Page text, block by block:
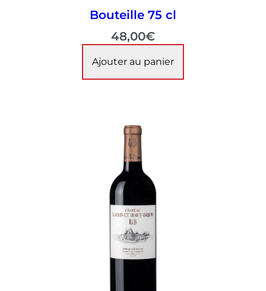
Bouteille 75 cl
48,00€
Ajouter au panier